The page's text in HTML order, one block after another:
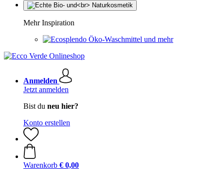
Mehr Inspiration
Öko-Waschmittel und mehr
Anmelden
Jetzt anmelden
Bist du neu hier?
Konto erstellen
Warenkorb € 0,00